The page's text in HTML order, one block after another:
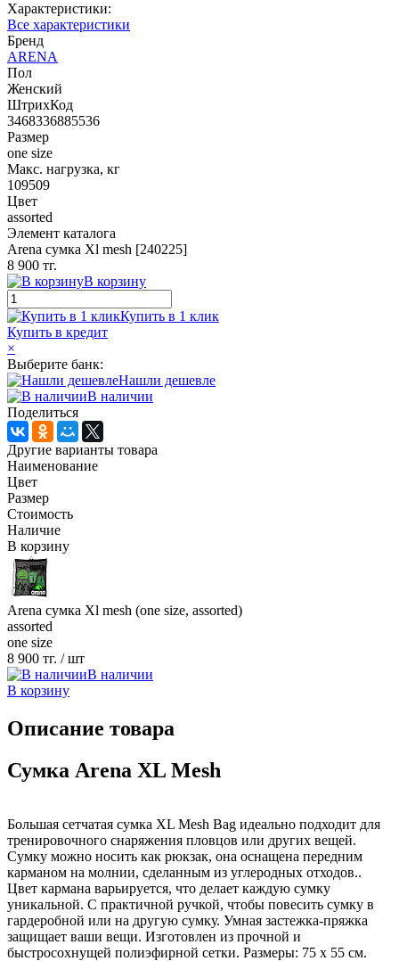
Характеристики:
Все характеристики
Бренд
ARENA
Пол
Женский
ШтрихКод
3468336885536
Размер
one size
Макс. нагрузка, кг
109509
Цвет
assorted
Элемент каталога
Arena сумка Xl mesh [240225]
8 900 тг.
В корзину
Купить в 1 клик
Купить в кредит
×
Выберите банк:
Нашли дешевле
В наличии
Поделиться
Другие варианты товара
Наименование
Цвет
Размер
Стоимость
Наличие
В корзину
Arena сумка Xl mesh (one size, assorted)
assorted
one size
8 900 тг. / шт
В наличии
В корзину
Описание товара
Сумка Arena XL Mesh
Большая сетчатая сумка XL Mesh Bag идеально подходит для
тренировочного снаряжения пловцов или других вещей.
Сумку можно носить как рюкзак, она оснащена передним
карманом на молнии, сделанным из углеродных отходов..
Цвет кармана варьируется, что делает каждую сумку
уникальной. С практичной ручкой, чтобы повесить сумку в
гардеробной или на другую сумку. Умная застежка-пряжка
защищает ваши вещи. Изготовлен из прочной и
быстросохнущей полиэфирной сетки. Размеры: 75 x 55 см.